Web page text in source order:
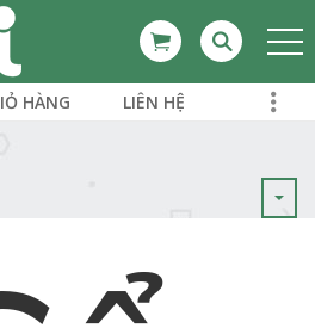
HÀNG LIÊN HỆ